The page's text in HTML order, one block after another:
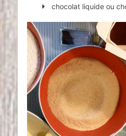
chocolat liquide ou